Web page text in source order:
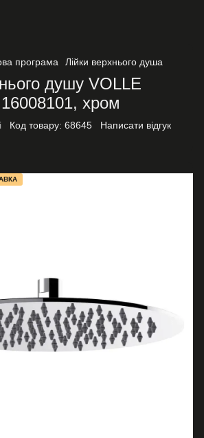
програма Лійки верхнього душа
душу VOLLE
хром
Код товару: 68645 Написати відгук